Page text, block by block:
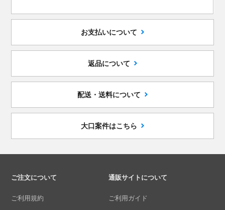
お支払いについて
返品について
配送・送料について
大口案件はこちら
ご注文について
ご利用規約
通販サイトについて
ご利用ガイド